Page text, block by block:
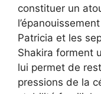
constituer un
Patricia et les
Shakira forment
lui permet de
pressions de la